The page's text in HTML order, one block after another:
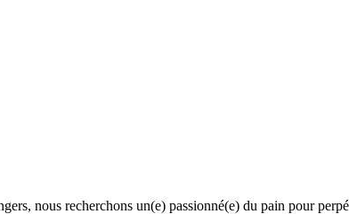
nous recherchons un(e) passionné(e) du pain pour